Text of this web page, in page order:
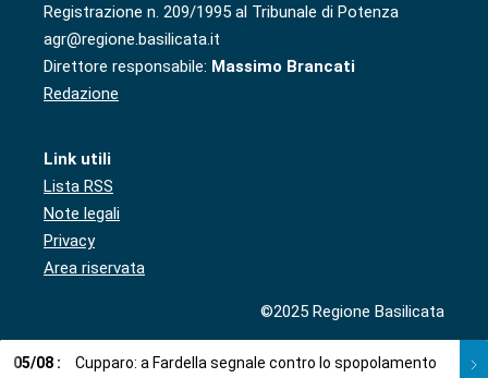
Registrazione n. 209/1995 al Tribunale di Potenza
agr@regione.basilicata.it
Direttore responsabile: Massimo Brancati
Redazione
Link utili
Lista RSS
Note legali
Privacy
Area riservata
©2025 Regione Basilicata
05/08 : Cupparo: a Fardella segnale contro lo spopolamento 05